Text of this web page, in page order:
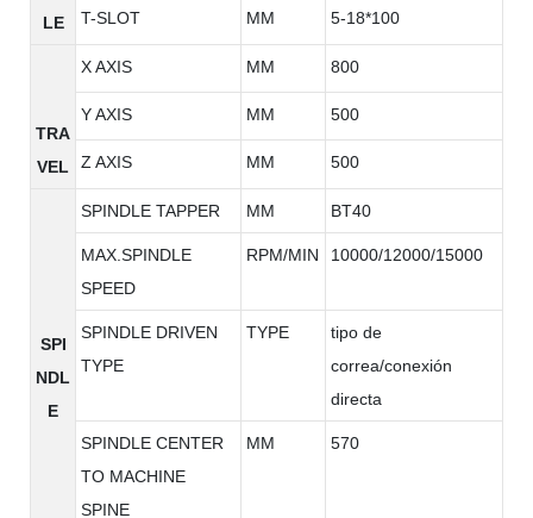
LE
T-SLOT MM 5-18*100
TRA
VEL
X AXIS MM 800
Y AXIS MM 500
Z AXIS MM 500
SPI
NDL
E
SPINDLE TAPPER MM BT40
MAX.SPINDLE
SPEED
RPM/MIN 10000/12000/15000
SPINDLE DRIVEN
TYPE
TYPE
tipo de
correa/conexión
directa
SPINDLE CENTER
TO MACHINE
SPINE
MM 570